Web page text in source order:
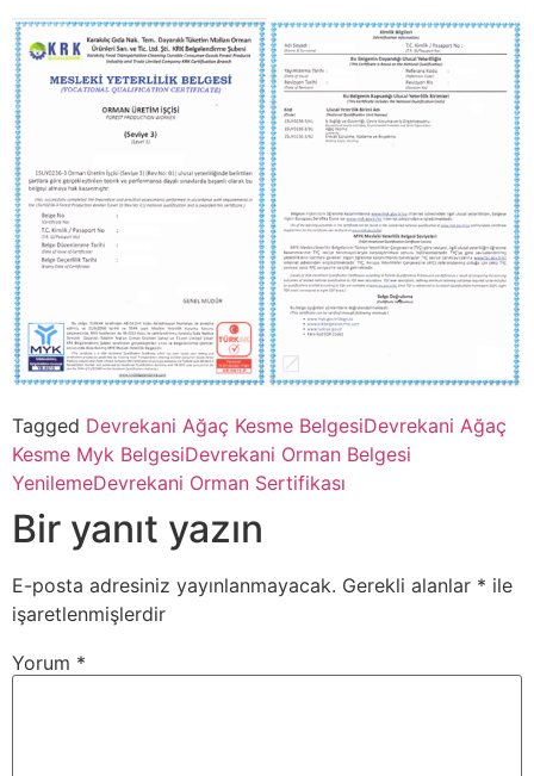
Tagged Devrekani Ağaç Kesme BelgesiDevrekani Ağaç
Kesme Myk BelgesiDevrekani Orman Belgesi
YenilemeDevrekani Orman Sertifikası
Bir yanıt yazın
E-posta adresiniz yayınlanmayacak. Gerekli alanlar * ile
işaretlenmişlerdir
Yorum *